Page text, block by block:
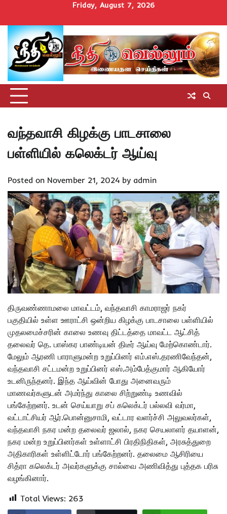
content
Friday, August 7, 2026
Homeசெய்திகள்
தமிழ்நாடுமாவட்டச்செய்திகள்
அரசியல்ஆன்மிகம்
சட்டம்
அறிவோம்
சினிமாUncategorized
வந்தவாசி கிழக்கு பாடசாலை
பள்ளியில் கலெக்டர் ஆய்வு
Posted on November 21, 2024 by admin
திருவண்ணாமலை மாவட்டம், வந்தவாசி காமராஜர் நகர்
பகுதியில் உள்ள ஊராட்சி ஒன்றிய கிழக்கு பாடசாலை பள்ளியில்
முதலமைச்சரின் காலை உணவு திட்டத்தை மாவட்ட ஆட்சித்
தலைவர் தெ.‌ பாஸ்கர பாண்டியன் திடீர் ஆய்வு மேற்கொண்டார்.
மேலும் ஆரணி பாராளுமன்ற உறுப்பினர் எம்.எஸ்.தரணிவேந்தன்,
வந்தவாசி சட்டமன்ற உறுப்பினர் எஸ்.அம்பேத்குமார்‌ ஆகியோர்
உடனிருந்தனர். இந்த ஆய்வின் போது அனைவரும்
மாணவர்களுடன் அமர்ந்து காலை சிற்றுண்டி உணவில்
பங்கேற்றனர். உடன் செய்யாறு சப் கலெக்டர் பல்லவி வர்மா,
வட்டாட்சியர் ஆர்.பொன்னுசாமி, வட்டார வளர்ச்சி அலுவலர்கள்,
வந்தவாசி நகர மன்ற தலைவர் ஜலால், நகர செயலாளர் தயாளன்,
நகர மன்ற உறுப்பினர்கள் உள்ளாட்சி பிரதிநிதிகள், அரசுத்துறை
அதிகாரிகள் உள்ளிட்டோர் பங்கேற்றனர். தலைமை ஆசிரியை
சித்ரா கலெக்டர் அவர்களுக்கு சால்வை அணிவித்து புத்தக பரிசு
வழங்கினார்.
Total Views: 263